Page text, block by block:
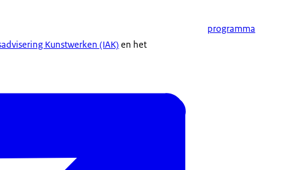
programma
Kunstwerken (IAK) en het